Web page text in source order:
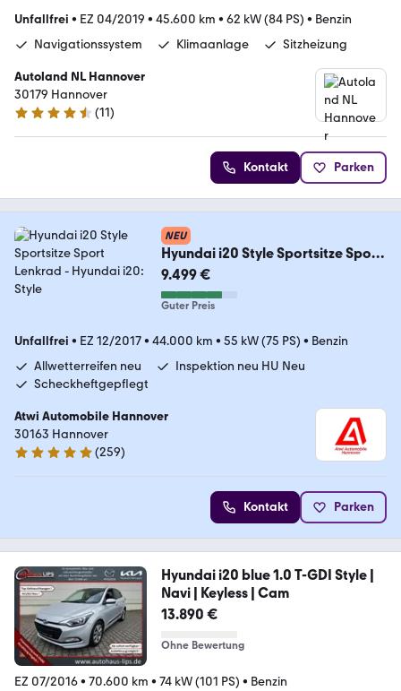
Unfallfrei • EZ 04/2019 • 45.600 km • 62 kW (84 PS) • Benzin
Navigationssystem
Klimaanlage Sitzheizung
Autoland NL Hannover
30179 Hannover
4.7 Sterne
(11)
Kontakt Parken
NEU
Hyundai i20 Style Sportsitze Sport
Lenkrad
9.499 €
Guter Preis
Unfallfrei • EZ 12/2017• 44.000 km • 55 kW (75 PS) • Benzin
Allwetterreifen neu
Inspektion neu HU Neu
Scheckheftgepflegt
Atwi Automobile Hannover
30163 Hannover
5 Sterne
(259)
Kontakt Parken
Hyundai i20 blue 1.0 T-GDI Style |
Navi | Keyless | Cam
13.890 €
Ohne Bewertung
EZ 07/2016• 70.600 km • 74 kW (101 PS) • Benzin